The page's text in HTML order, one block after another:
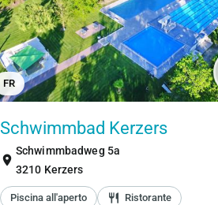
FR
Schwimmbad Kerzers
location_on
Schwimmbadweg 5a
3210 Kerzers
Piscina all'aperto restaurant Ristorante